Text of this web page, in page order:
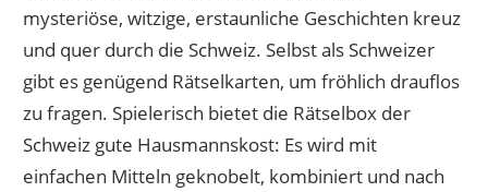
mysteriöse, witzige, erstaunliche Geschichten kreuz
und quer durch die Schweiz. Selbst als Schweizer
gibt es genügend Rätselkarten, um fröhlich drauflos
zu fragen. Spielerisch bietet die Rätselbox der
Schweiz gute Hausmannskost: Es wird mit
einfachen Mitteln geknobelt, kombiniert und nach